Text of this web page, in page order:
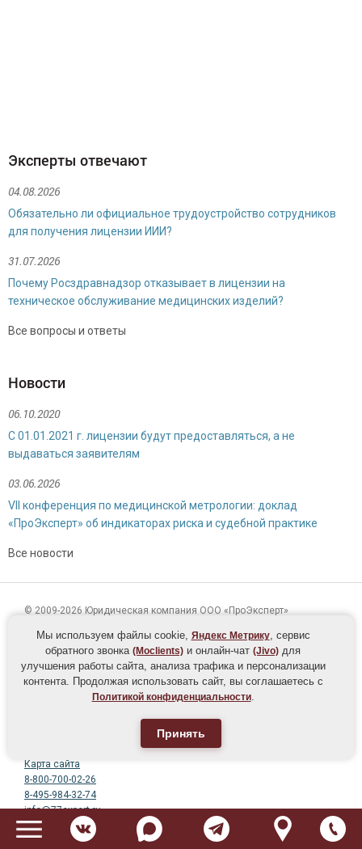
Специалист по продажам
Специалист по продажам
Эксперты отвечают
04.08.2026
Обязательно ли официальное трудоустройство сотрудников
для получения лицензии ИИИ?
31.07.2026
Почему Росздравнадзор отказывает в лицензии на
техническое обслуживание медицинских изделий?
Все вопросы и ответы
Новости
06.10.2020
С 01.01.2021 г. лицензии будут предоставляться, а не
выдаваться заявителям
03.06.2026
VII конференция по медицинской метрологии: доклад
«ПроЭксперт» об индикаторах риска и судебной практике
Все новости
© 2009-2026 Юридическая компания ООО «ПроЭксперт»
Помогаем в оформлении разрешительной документации -
лицензий, сертификации ISO, обучении персонала.
Москва, Химки, улица Лавочкина, 13к4
Условия оплаты и доставки документов
Пользовательское соглашение
Политика конфиденциальности
Политика оператора в отношении обработки персональных данных
Согласие на получение рекламно-информационной рассылки
Карта сайта
8-800-700-02-26
8-495-984-32-74
info@77expert.ru
Отвечаем на Кью
Мы используем файлы cookie, Яндекс Метрику, сервис
обратного звонка (Moclients) и онлайн-чат (Jivo) для
улучшения работы сайта, анализа трафика и персонализации
контента. Продолжая использовать сайт, вы соглашаетесь с
Политикой конфиденциальности.
Принять